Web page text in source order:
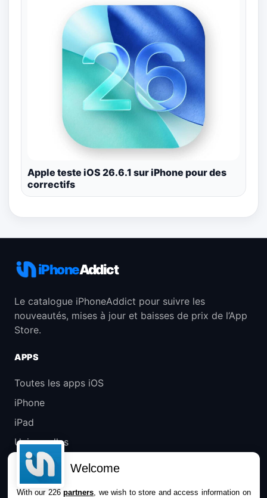
Apple teste iOS 26.6.1 sur iPhone pour des
correctifs
iPhoneAddict
Le catalogue iPhoneAddict pour suivre les
nouveautés, mises à jour et baisses de prix de l’App
Store.
APPS
Toutes les apps iOS
iPhone
iPad
Universelles
Mac
Apple TV
Welcome
With our 226partners , we wish to store and access information on